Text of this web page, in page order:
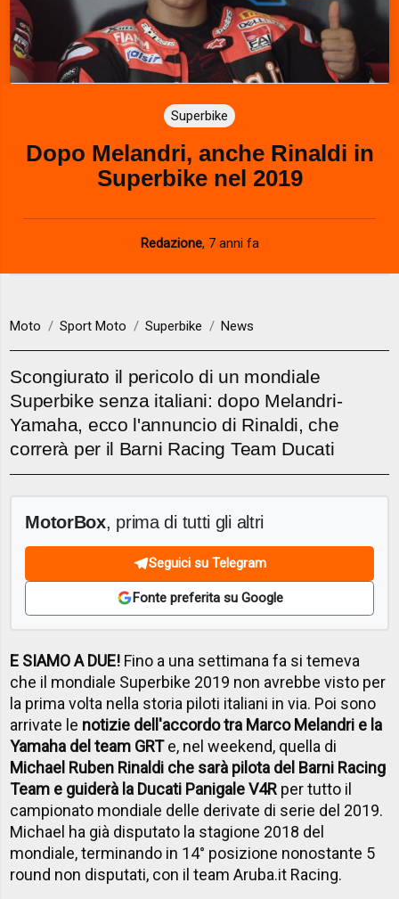
Superbike
Dopo Melandri, anche Rinaldi in
Superbike nel 2019
Redazione, 7 anni fa
Moto Sport Moto Superbike News
Scongiurato il pericolo di un mondiale
Superbike senza italiani: dopo Melandri-
Yamaha, ecco l'annuncio di Rinaldi, che
correrà per il Barni Racing Team Ducati
MotorBox, prima di tutti gli altri
Seguici su Telegram
Fonte preferita su Google
E SIAMO A DUE! Fino a una settimana fa si temeva
che il mondiale Superbike 2019 non avrebbe visto per
la prima volta nella storia piloti italiani in via. Poi sono
arrivate le notizie dell'accordo tra Marco Melandri e la
Yamaha del team GRTe, nel weekend, quella di
Michael Ruben Rinaldi che sarà pilota del Barni Racing
Team e guiderà la Ducati Panigale V4R per tutto il
campionato mondiale delle derivate di serie del 2019.
Michael ha già disputato la stagione 2018 del
mondiale, terminando in 14° posizione nonostante 5
round non disputati, con il team Aruba.it Racing.